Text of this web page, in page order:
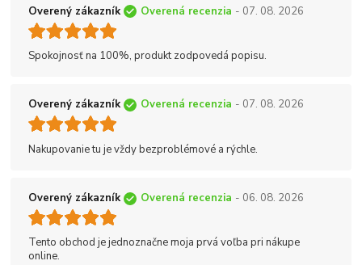
Overený zákazník Overená recenzia - 07. 08. 2026
Spokojnosť na 100%, produkt zodpovedá popisu.
Overený zákazník Overená recenzia - 07. 08. 2026
Nakupovanie tu je vždy bezproblémové a rýchle.
Overený zákazník Overená recenzia - 06. 08. 2026
Tento obchod je jednoznačne moja prvá voľba pri nákupe
online.